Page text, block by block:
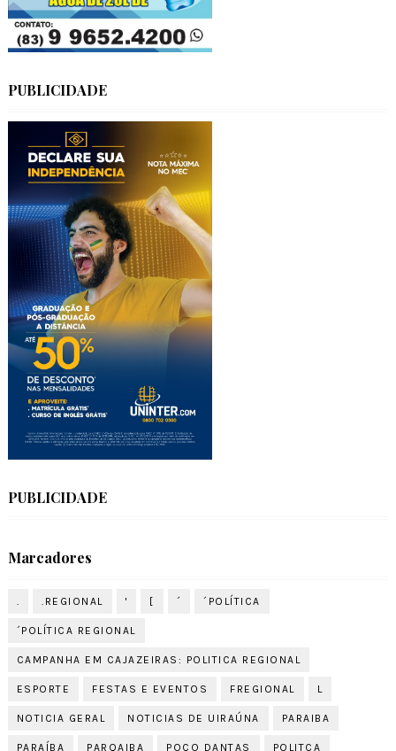
PUBLICIDADE
PUBLICIDADE
Marcadores
. .REGIONAL ' [ ´ ´POLÍTICA
´POLÍTICA REGIONAL
CAMPANHA EM CAJAZEIRAS: POLITICA REGIONAL
ESPORTE FESTAS E EVENTOS FREGIONAL L
NOTICIA GERAL NOTICIAS DE UIRAÚNA PARAIBA
PARAÍBA PARQAIBA POÇO DANTAS POLITCA